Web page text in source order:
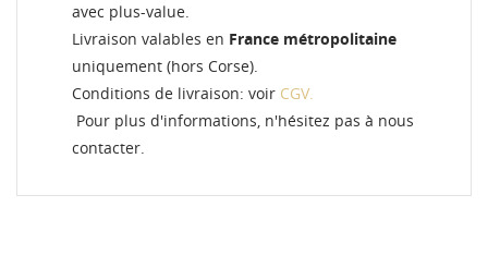
avec plus-value.
Livraison valables en France métropolitaine
uniquement (hors Corse).
Conditions de livraison: voir CGV.
Pour plus d'informations, n'hésitez pas à nous
contacter.